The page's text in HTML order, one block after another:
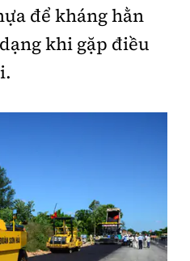
để kháng hằn
khi gặp điều